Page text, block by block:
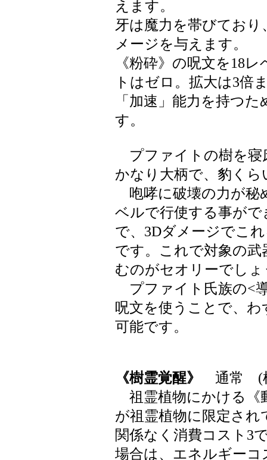
えます。
牙は魔力を帯びてお
メージを与えます。
《粉砕》の呪文を18
トはゼロ。拡大は3倍
「加速」能力を持つ
す。
プファイトの樹を寝
かなり大柄で、豹く
咆哮に破壊の力が秘
ベルで行使する事が
で、3Dダメージでこ
です。これで対象の
むのがセオリーでしょ
プファイト氏族の<
呪文を使うことで、
可能です。
《樹霊覚醒》
通常 (
祖霊植物にかける《
が祖霊植物に限定さ
関係なく消費コスト3
場合は、エネルギー